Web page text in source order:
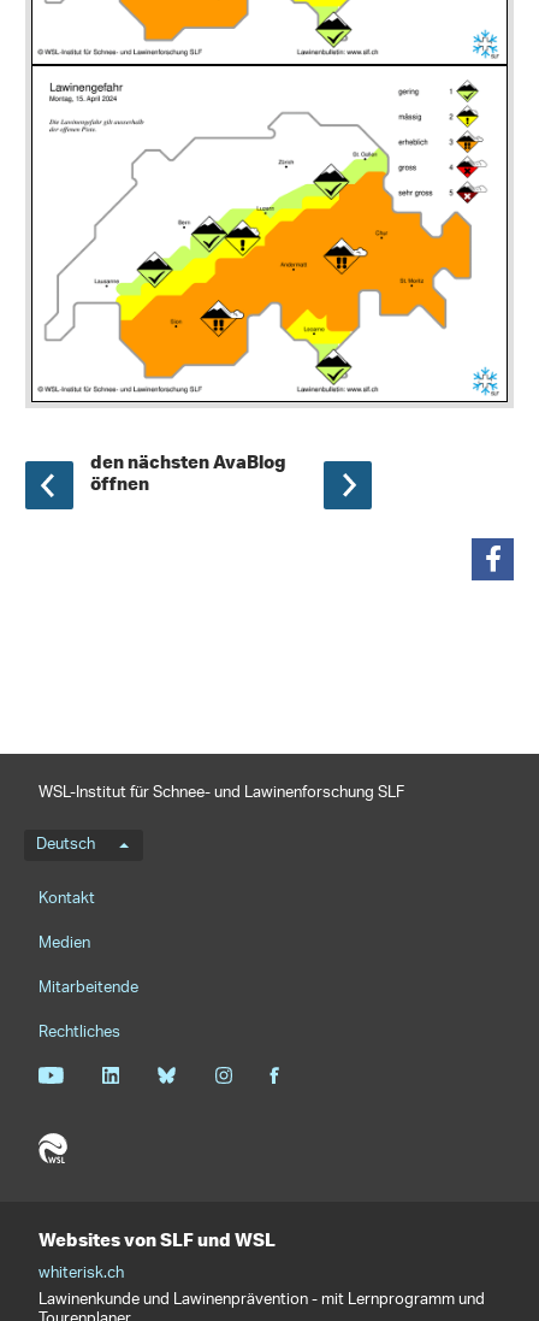
den nächsten AvaBlog
öffnen
WSL-Institut für Schnee- und Lawinenforschung SLF
Sprachmenü
Deutsch
Footernavigation
Kontakt
Medien
Mitarbeitende
Rechtliches
Websites von SLF und WSL
whiterisk.ch
Lawinenkunde und Lawinenprävention - mit Lernprogramm und